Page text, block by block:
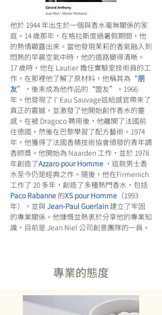
他於 1944 年出生於一個與香水毫無關係的家
庭。14 歲那年，在格拉斯度過暑假期間，他
的熱情顯露出來。當他發現茉莉的香氣融入到
悶熱的早晨空氣中時，他的道路變得清晰。
17 歲時，他在 Lautier 擔任實驗室技術員的工
作，在那裡他了解了原材料，他稱其為“朋
友”，後來成為他作品的“盟友”。1966
年，他發現了 l' Eau Sauvage這給感官帶來了
真正的震撼，並激發了他開始創作香水的靈
感。在被 Dragoco 聘用後，他離開了法國前
往德國，然後在巴黎學習了配方藝術。1974
年，他獲得了法國香精技術協會頒發的青年調
香師獎。他開始為 Naarden 工作，並於 1978
年創造了Azzaro pour Homme ，這款男士香
水至今仍是經典之作。隨後，他在Firmenich
工作了 20 多年，創造了多種熱門香水，包括
Paco Rabanne 的XS pour Homme （1993
年），並與 Jean-Paul Guerlain 建立了牢固
的專業關係。他慷慨並熱衷於分享他的專業知
識，目前是 Jean Niel 公司創意團隊的一員。
專業的態度